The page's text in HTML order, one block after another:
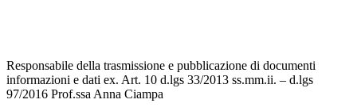
Responsabile della trasmissione e pubblicazione di documenti
informazioni e dati ex. Art. 10 d.lgs 33/2013 ss.mm.ii. – d.lgs
97/2016 Prof.ssa Anna Ciampa